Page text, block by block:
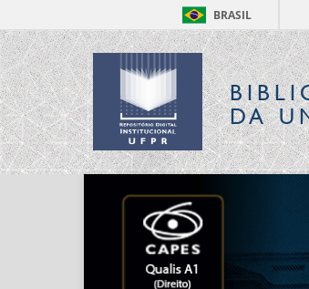
BRASIL
DA